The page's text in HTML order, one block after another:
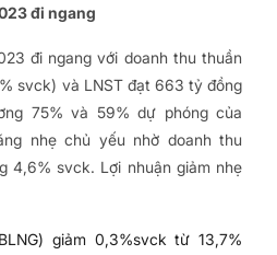
đi ngang
đi ngang với doanh thu thuần
svck) và LNST đạt 663 tỷ đồng
75% và 59% dự phóng của
nhẹ chủ yếu nhờ doanh thu
4,6% svck. Lợi nhuận giảm nhẹ
giảm 0,3%svck từ 13,7%